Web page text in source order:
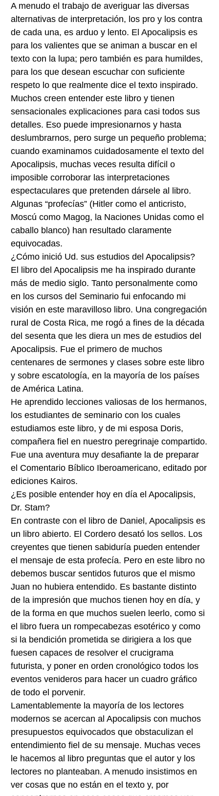
A menudo el trabajo de averiguar las diversas
alternativas de interpretación, los pro y los contra
de cada una, es arduo y lento. El Apocalipsis es
para los valientes que se animan a buscar en el
texto con la lupa; pero también es para humildes,
para los que desean escuchar con suficiente
respeto lo que realmente dice el texto inspirado.
Muchos creen entender este libro y tienen
sensacionales explicaciones para casi todos sus
detalles. Eso puede impresionarnos y hasta
deslumbrarnos, pero surge un pequeño problema;
cuando examinamos cuidadosamente el texto del
Apocalipsis, muchas veces resulta difícil o
imposible corroborar las interpretaciones
espectaculares que pretenden dársele al libro.
Algunas “profecías” (Hitler como el anticristo,
Moscú como Magog, la Naciones Unidas como el
caballo blanco) han resultado claramente
equivocadas.
¿Cómo inició Ud. sus estudios del Apocalipsis?
El libro del Apocalipsis me ha inspirado durante
más de medio siglo. Tanto personalmente como
en los cursos del Seminario fui enfocando mi
visión en este maravilloso libro. Una congregación
rural de Costa Rica, me rogó a fines de la década
del sesenta que les diera un mes de estudios del
Apocalipsis. Fue el primero de muchos
centenares de sermones y clases sobre este libro
y sobre escatología, en la mayoría de los países
de América Latina.
He aprendido lecciones valiosas de los hermanos,
los estudiantes de seminario con los cuales
estudiamos este libro, y de mi esposa Doris,
compañera fiel en nuestro peregrinaje compartido.
Fue una aventura muy desafiante la de preparar
el Comentario Bíblico Iberoamericano, editado por
ediciones Kairos.
¿Es posible entender hoy en día el Apocalipsis,
Dr. Stam?
En contraste con el libro de Daniel, Apocalipsis es
un libro abierto. El Cordero desató los sellos. Los
creyentes que tienen sabiduría pueden entender
el mensaje de esta profecía. Pero en este libro no
debemos buscar sentidos futuros que el mismo
Juan no hubiera entendido. Es bastante distinto
de la impresión que muchos tienen hoy en día, y
de la forma en que muchos suelen leerlo, como si
el libro fuera un rompecabezas esotérico y como
si la bendición prometida se dirigiera a los que
fuesen capaces de resolver el crucigrama
futurista, y poner en orden cronológico todos los
eventos venideros para hacer un cuadro gráfico
de todo el porvenir.
Lamentablemente la mayoría de los lectores
modernos se acercan al Apocalipsis con muchos
presupuestos equivocados que obstaculizan el
entendimiento fiel de su mensaje. Muchas veces
le hacemos al libro preguntas que el autor y los
lectores no planteaban. A menudo insistimos en
ver cosas que no están en el texto y, por